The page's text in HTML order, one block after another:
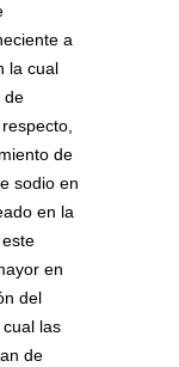
a
la cual
de
de
sodio en
en la
en
del
las
de